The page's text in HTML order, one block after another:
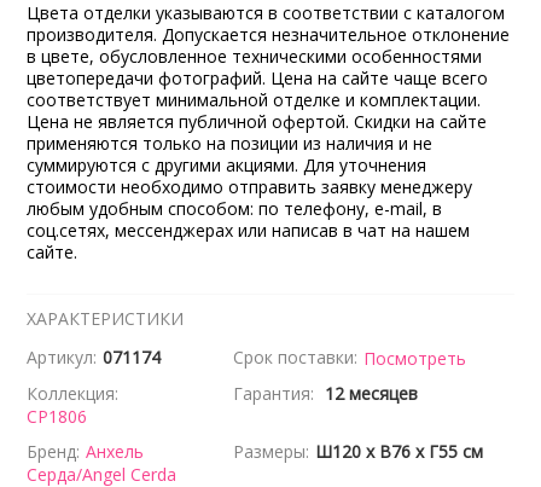
Цвета отделки указываются в соответствии с каталогом
производителя. Допускается незначительное отклонение
в цвете, обусловленное техническими особенностями
цветопередачи фотографий. Цена на сайте чаще всего
соответствует минимальной отделке и комплектации.
Цена не является публичной офертой. Скидки на сайте
применяются только на позиции из наличия и не
суммируются с другими акциями. Для уточнения
стоимости необходимо отправить заявку менеджеру
любым удобным способом: по телефону, e-mail, в
соц.сетях, мессенджерах или написав в чат на нашем
сайте.
ХАРАКТЕРИСТИКИ
Артикул: 071174 Срок поставки: Посмотреть
Коллекция:
CP1806
Гарантия: 12 месяцев
Бренд: Анхель
Серда/Angel Cerda
Размеры: Ш120 x В76 x Г55 см